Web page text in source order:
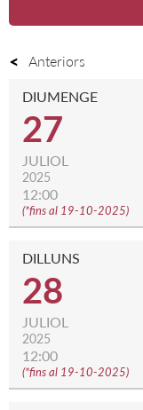
Anteriors
DIUMENGE
27
JULIOL
2025
12:00
(*fins al 19-10-2025)
DILLUNS
28
JULIOL
2025
12:00
(*fins al 19-10-2025)